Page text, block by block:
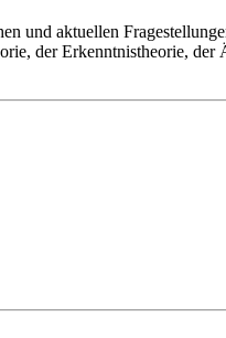
und aktuellen
der Erkenntnistheorie, der